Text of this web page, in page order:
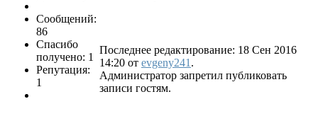
Сообщений:
86
Спасибо
получено: 1
Репутация:
1
Последнее редактирование: 18 Сен 2016
14:20 от evgeny241 .
Администратор запретил публиковать
записи гостям.